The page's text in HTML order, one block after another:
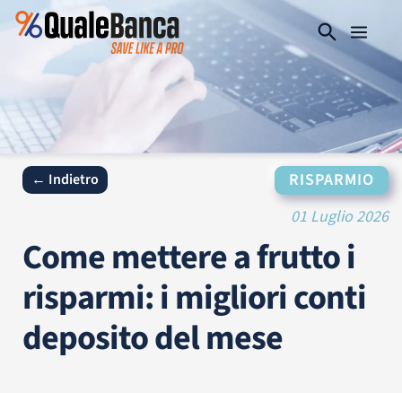
← Indietro
RISPARMIO
01 Luglio 2026
Come mettere a frutto i
risparmi: i migliori conti
deposito del mese